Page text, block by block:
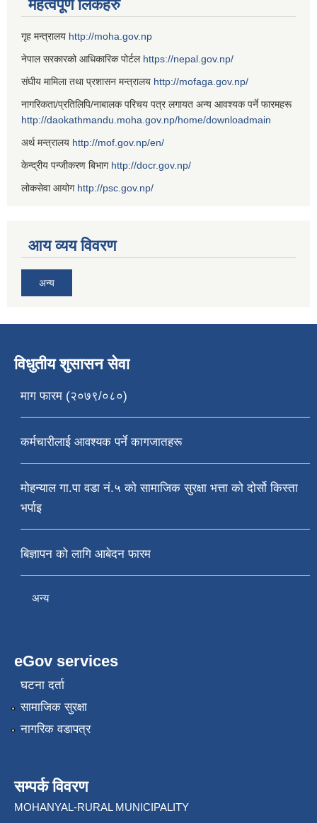
महत्वपूर्ण लिंकहरु
गृह मन्त्रालय http://moha.gov.np
नेपाल सरकारको आधिकारिक पोर्टल https://nepal.gov.np/
संघीय मामिला तथा प्रशासन मन्त्रालय http://mofaga.gov.np/
नागरिकता/प्रतिलिपि/नाबालक परिचय पत्र लगायत अन्य आवश्यक पर्ने फारमहरू
http://daokathmandu.moha.gov.np/home/downloadmain
अर्थ मन्त्रालय http://mof.gov.np/en/
केन्द्रीय पन्जीकरण बिभाग http://docr.gov.np/
लोकसेवा आयोग http://psc.gov.np/
आय व्यय विवरण
अन्य
विधुतीय शुसासन सेवा
माग फारम (२०७९/०८०)
कर्मचारीलाई आवश्यक पर्ने कागजातहरू
मोहन्याल गा.पा वडा नं.५ को सामाजिक सुरक्षा भत्ता को दोर्सो किस्ता
भर्पाइ
बिज्ञापन को लागि आबेदन फारम
अन्य
eGov services
घटना दर्ता
सामाजिक सुरक्षा
नागरिक वडापत्र
सम्पर्क विवरण
MOHANYAL-RURAL MUNICIPALITY